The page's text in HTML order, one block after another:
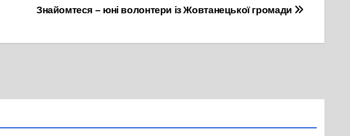
Знайомтеся – юні волонтери із Жовтанецької громади